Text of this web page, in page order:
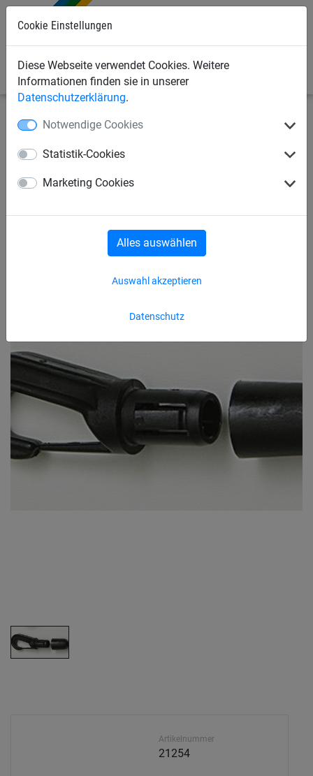
Cookie Einstellungen
Diese Webseite verwendet Cookies. Weitere
Informationen finden sie in unserer
Datenschutzerklärung.
Notwendige Cookies
Statistik-Cookies
Marketing Cookies
Datenschutz
Auswahl akzeptieren
Alles auswählen
Industrienetze Abdecknetze und -planen
Plastikhaken für 8 mm Seil
Artikelnummer
21254